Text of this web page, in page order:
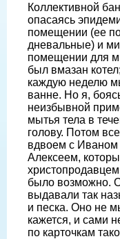
Коллективной
опасаясь
помещении (ее
дневальные) и
помещении для
был вмазан
каждую неделю
ванне. Но я,
неизбывной
мытья тела в
голову. Потом
вдвоем с Иваном
Алексеем,
было возможно.
выдавали так
и песка. Оно не
кажется, и сами
по карточкам